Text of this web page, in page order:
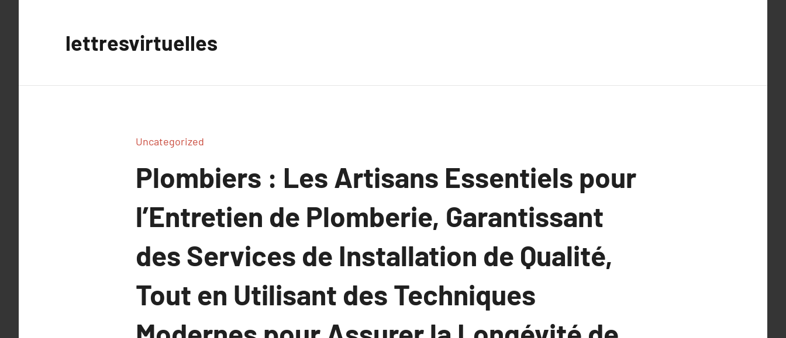
lettresvirtuelles
Uncategorized
Plombiers : Les Artisans Essentiels pour
l’Entretien de Plomberie, Garantissant
des Services de Installation de Qualité,
Tout en Utilisant des Techniques